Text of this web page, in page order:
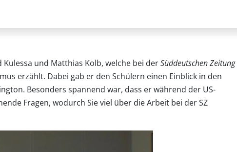
und Matthias Kolb, welche bei derSüddeutschen Zeitung
erzählt. Dabei gab er den Schülern einen Einblick in den
Besonders spannend war, dass er während der US-
Fragen, wodurch Sie viel über die Arbeit bei der SZ